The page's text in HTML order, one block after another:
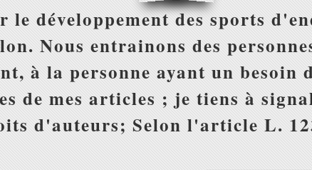
développement des sports
Nous entrainons des
à la personne ayant un besoin
de mes articles ; je tiens à
d'auteurs; Selon l'article L.